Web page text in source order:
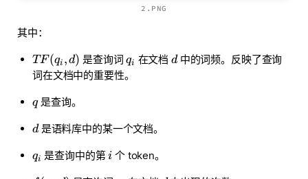
2.PNG
其中：
TF (qi , d) 是查询词qi 在文档d中的词频。反映了查询
词在文档中的重要性。
q是查询。
d是语料库中的某一个文档。
qi 是查询中的第i 个 token。